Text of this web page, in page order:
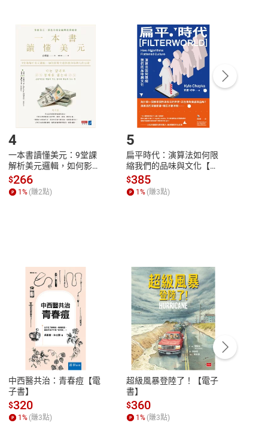
點選「瀏覽訂單明細」 「申請取消訂單/退
貨。
付款方式
Payment
完成訂單
Complete
號，下載書籍後看書
性
參
客服資訊
服務時間：週一到週五 10:00-12:00、
13:00-17:00 (國定假日及例假日休息)
客服電話：0080-1857077
4
一本書讀懂美元：9堂課
解析美元邏輯，如何影響
全球經濟和每個人的投資
【電子書】
$266
1% (賺2點)
5
扁平時代：演算法如何限
縮我們的品味與文化【電
子書】
$385
1% (賺3點)
中西醫共治：青春痘【電
子書】
$320
1% (賺3點)
超級風暴登陸了！【電子
書】
$360
1% (賺3點)